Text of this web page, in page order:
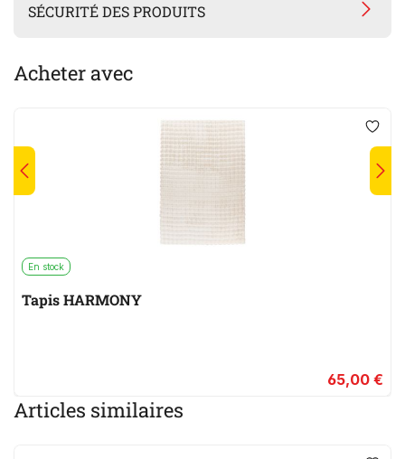
SÉCURITÉ DES PRODUITS
Acheter avec
En stock
Tapis HARMONY
65,00 €
Articles similaires